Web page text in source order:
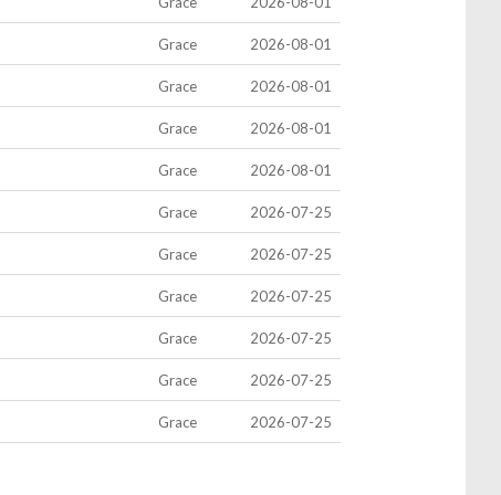
Grace 2026-08-01
Grace 2026-08-01
Grace 2026-08-01
Grace 2026-08-01
Grace 2026-07-25
Grace 2026-07-25
Grace 2026-07-25
Grace 2026-07-25
Grace 2026-07-25
Grace 2026-07-25